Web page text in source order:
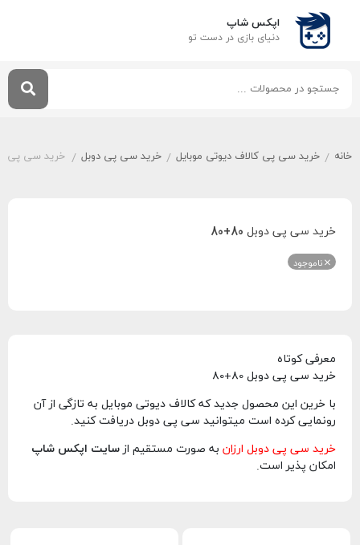
اپکس شاپ
دنیای بازی‌ در دست تو
خانه / خرید سی پی کالاف دیوتی موبایل / خرید سی پی دوبل / خرید سی پی دوبل
خرید سی پی دوبل 80+80
ناموجود
معرفی کوتاه
خرید سی پی دوبل 80+80
با خرین این محصول جدید که کالاف دیوتی موبایل به تازگی از آن
رونمایی کرده است میتوانید سی پی دوبل دریافت کنید.
خرید سی پی دوبل ارزان به صورت مستقیم از سایت اپکس شاپ
امکان پذیر است.